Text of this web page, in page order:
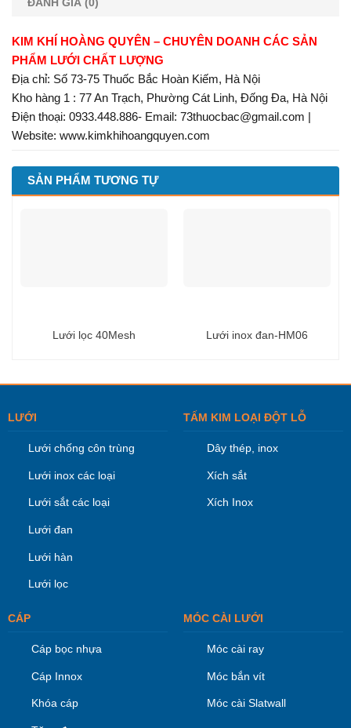
KIM KHÍ HOÀNG QUYÊN – CHUYÊN DOANH CÁC SẢN
PHẨM LƯỚI CHẤT LƯỢNG
Địa chỉ: Số 73-75 Thuốc Bắc Hoàn Kiếm, Hà Nội
Kho hàng 1 : 77 An Trạch, Phường Cát Linh, Đống Đa, Hà Nội
Điện thoại: 0933.448.886- Email: 73thuocbac@gmail.com |
Website: www.kimkhihoangquyen.com
SẢN PHẨM TƯƠNG TỰ
Lưới lọc 40Mesh Lưới inox đan-HM06
LƯỚI
Lưới chống côn trùng
Lưới inox các loại
Lưới sắt các loại
Lưới đan
Lưới hàn
Lưới lọc
TẤM KIM LOẠI ĐỘT LỖ
Dây thép, inox
Xích sắt
Xích Inox
CÁP
Cáp bọc nhựa
Cáp Innox
Khóa cáp
MÓC CÀI LƯỚI
Móc cài ray
Móc bắn vít
Móc cài Slatwall